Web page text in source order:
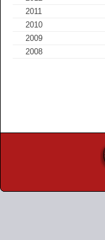
2011
2010
2009
2008